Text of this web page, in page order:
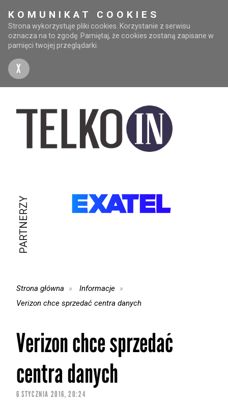
KOMUNIKAT COOKIES
Strona wykorzystuje pliki cookies. Korzystanie z serwisu
oznacza na to zgodę. Pamiętaj, że cookies zostaną zapisane w
pamięci twojej przeglądarki.
X
PARTNERZY
Strona główna
Informacje
Verizon chce sprzedać centra danych
Verizon chce sprzedać
centra danych
6 STYCZNIA 2016, 20:24